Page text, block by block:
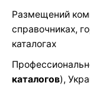
Размещений
справочниках,
каталогах
каталогов),